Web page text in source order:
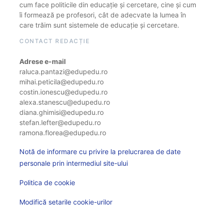
cum face politicile din educație și cercetare, cine și cum
îi formează pe profesori, cât de adecvate la lumea în
care trăim sunt sistemele de educație și cercetare.
CONTACT REDACȚIE
Adrese e-mail
raluca.pantazi@edupedu.ro
mihai.peticila@edupedu.ro
costin.ionescu@edupedu.ro
alexa.stanescu@edupedu.ro
diana.ghimisi@edupedu.ro
stefan.lefter@edupedu.ro
ramona.florea@edupedu.ro
Notă de informare cu privire la prelucrarea de date
personale prin intermediul site-ului
Politica de cookie
Modifică setarile cookie-urilor